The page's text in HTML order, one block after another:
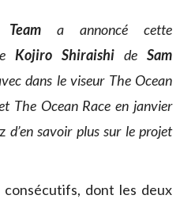
a annoncé cette
Kojiro Shiraishi de Sam
dans le viseur The Ocean
The Ocean Race en janvier
d’en savoir plus sur le projet
dont les deux